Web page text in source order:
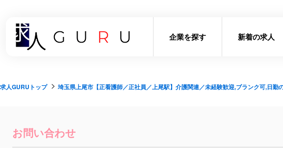
企業を探す 新着の求人
求人GURUトップ 埼玉県上尾市【正看護師／正社員／上尾駅】介護関連／未経験歓迎,ブランク可,日勤
お問い合わせ